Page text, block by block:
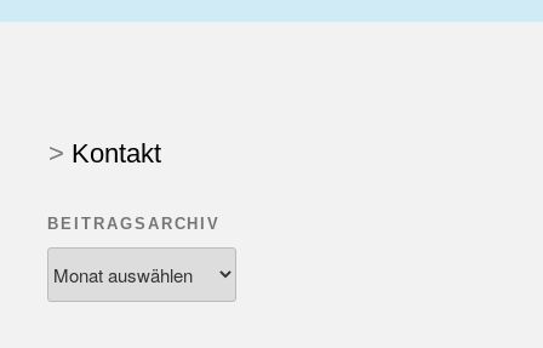
> Kontakt
BEITRAGSARCHIV